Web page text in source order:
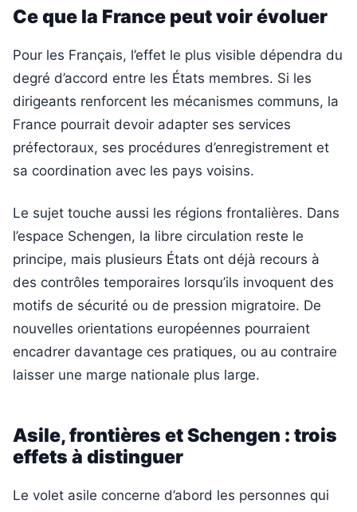
Ce que la France peut voir évoluer
Pour les Français, l’effet le plus visible dépendra du
degré d’accord entre les États membres. Si les
dirigeants renforcent les mécanismes communs, la
France pourrait devoir adapter ses services
préfectoraux, ses procédures d’enregistrement et
sa coordination avec les pays voisins.
Le sujet touche aussi les régions frontalières. Dans
l’espace Schengen, la libre circulation reste le
principe, mais plusieurs États ont déjà recours à
des contrôles temporaires lorsqu’ils invoquent des
motifs de sécurité ou de pression migratoire. De
nouvelles orientations européennes pourraient
encadrer davantage ces pratiques, ou au contraire
laisser une marge nationale plus large.
Asile, frontières et Schengen : trois
effets à distinguer
Le volet asile concerne d’abord les personnes qui